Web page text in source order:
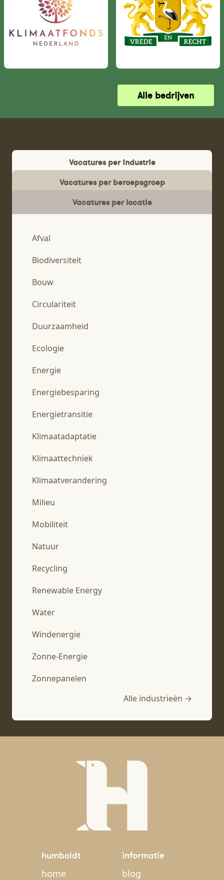
Alle bedrijven
Vacatures per industrie
Vacatures per beroepsgroep
Vacatures per locatie
Afval
Biodiversiteit
Bouw
Circulariteit
Duurzaamheid
Ecologie
Energie
Energiebesparing
Energietransitie
Klimaatadaptatie
Klimaattechniek
Klimaatverandering
Milieu
Mobiliteit
Natuur
Recycling
Renewable Energy
Water
Windenergie
Zonne-Energie
Zonnepanelen
Alle industrieën →
humboldt
home
informatie
blog